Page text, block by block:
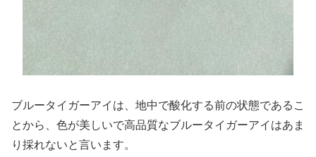
ブルータイガーアイは、地中で酸化する前の状態であるこ
とから、色が美しいで高品質なブルータイガーアイはあま
り採れないと言います。